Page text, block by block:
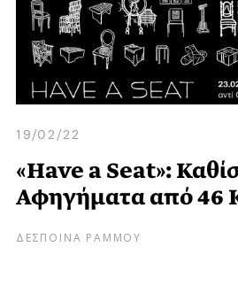
19/02/22
«Have a Seat»:
Αφηγήματα από 46
ΔΕΣΠΟΙΝΑ ΡΑΜΜΟΥ